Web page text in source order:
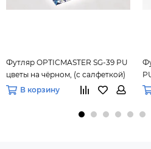
Футляр OPTICMASTER SG-39 PU
цветы на чёрном, (с салфеткой)
В корзину